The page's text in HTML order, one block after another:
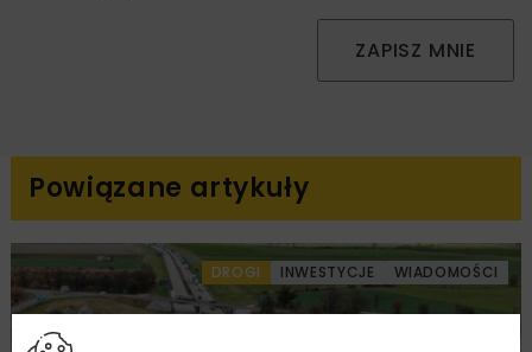
ZAPISZ MNIE
Powiązane artykuły
DROGI INWESTYCJE WIADOMOŚCI